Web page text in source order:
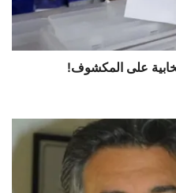
على المكشوف!